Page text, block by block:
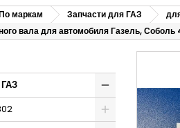
маркам Запчасти для ГАЗ
вала для автомобиля Газель,